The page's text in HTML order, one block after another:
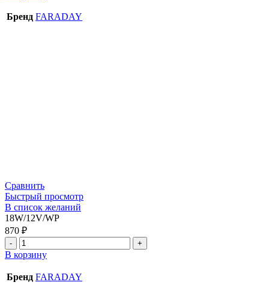
Бренд FARADAY
Сравнить
Быстрый просмотр
В список желаний
18W/12V/WP
870 ₽
В корзину
Бренд FARADAY